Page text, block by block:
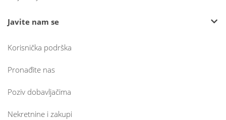
Javite nam se
Korisnička podrška
Pronađite nas
Poziv dobavljačima
Nekretnine i zakupi